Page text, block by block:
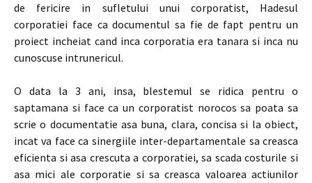
de fericire in sufletului unui corporatist, Hadesul
corporatiei face ca documentul sa fie de fapt pentru un
proiect incheiat cand inca corporatia era tanara si inca nu
cunoscuse intrunericul.
O data la 3 ani, insa, blestemul se ridica pentru o
saptamana si face ca un corporatist norocos sa poata sa
scrie o documentatie asa buna, clara, concisa si la obiect,
incat va face ca sinergiile inter-departamentale sa creasca
eficienta si asa crescuta a corporatiei, sa scada costurile si
asa mici ale corporatie si sa creasca valoarea actiunilor